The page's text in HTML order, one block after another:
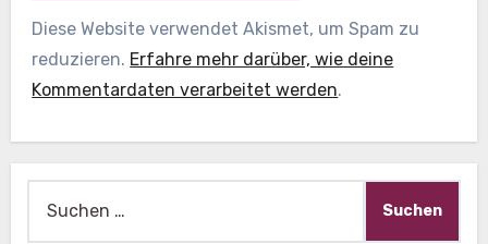
Diese Website verwendet Akismet, um Spam zu
reduzieren. Erfahre mehr darüber, wie deine
Kommentardaten verarbeitet werden.
nach: